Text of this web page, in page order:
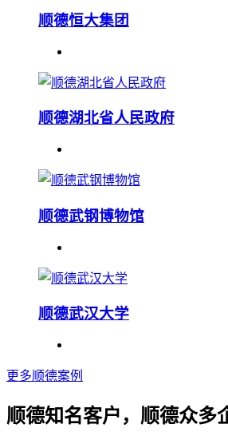
顺德恒大集团
顺德湖北省人民政府
顺德武钢博物馆
顺德武汉大学
更多顺德案例
顺德知名客户，顺德众多